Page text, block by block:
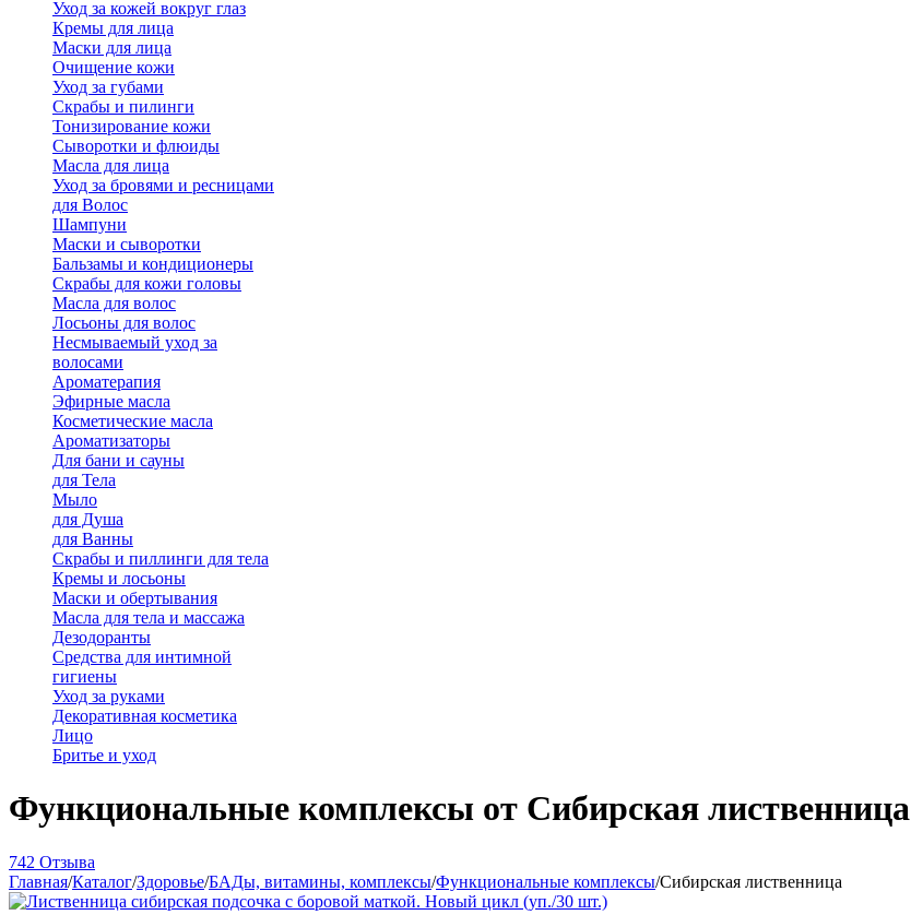
Уход за кожей вокруг глаз
Кремы для лица
Маски для лица
Очищение кожи
Уход за губами
Скрабы и пилинги
Тонизирование кожи
Сыворотки и флюиды
Масла для лица
Уход за бровями и ресницами
для Волос
Шампуни
Маски и сыворотки
Бальзамы и кондиционеры
Скрабы для кожи головы
Масла для волос
Лосьоны для волос
Несмываемый уход за
волосами
Ароматерапия
Эфирные масла
Косметические масла
Ароматизаторы
Для бани и сауны
для Тела
Мыло
для Душа
для Ванны
Скрабы и пиллинги для тела
Кремы и лосьоны
Маски и обертывания
Масла для тела и массажа
Дезодоранты
Средства для интимной
гигиены
Уход за руками
Декоративная косметика
Лицо
Бритье и уход
Функциональные комплексы от Сибирская лиственница
742 Отзыва
Главная/Каталог/Здоровье/БАДы, витамины, комплексы/Функциональные комплексы/Сибирская лиственница